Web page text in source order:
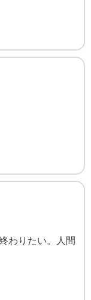
わりたい。人間